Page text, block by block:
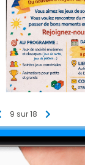
9 sur 18